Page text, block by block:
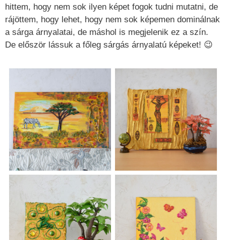
hittem, hogy nem sok ilyen képet fogok tudni mutatni, de
rájöttem, hogy lehet, hogy nem sok képemen dominálnak
a sárga árnyalatai, de máshol is megjelenik ez a szín.
De először lássuk a főleg sárgás árnyalatú képeket! 😉